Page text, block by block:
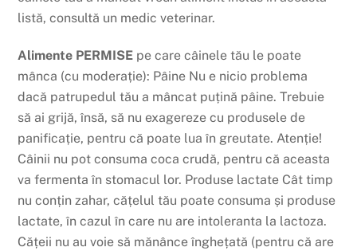
listă,consultă un medic veterinar.
Alimente PERMISE pe carecâinele tău le poate
mânca (cu moderație): Pâine Nu e nicio problema
dacă patrupedultău a mâncat puțină pâine. Trebuie
să ai grijă,însă, să nu exagereze cu produsele de
panificație, pentrucă poate lua în greutate.Atenție!
Câinii nu potconsuma coca crudă, pentrucă aceasta
va fermenta în stomacul lor. Produse lactate Cât timp
nuconțin zahar,cățelul tău poateconsuma și produse
lactate,în cazulîn care nu are intoleranta la lactoza.
Cățeii nu au voie să mănânce înghețată (pentrucă are